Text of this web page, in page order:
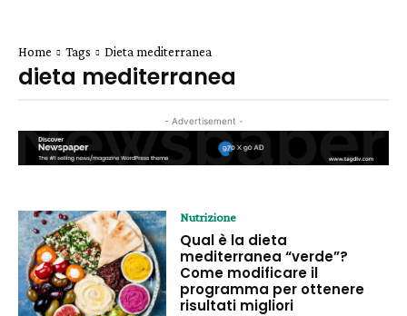
Home Tags Dieta mediterranea
dieta mediterranea
- Advertisement -
Nutrizione
Qual è la dieta
mediterranea “verde”?
Come modificare il
programma per ottenere
risultati migliori